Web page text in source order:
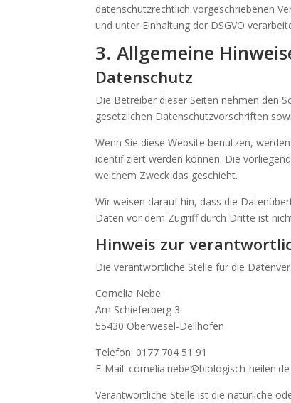
datenschutzrechtlich vorgeschriebenen
und unter Einhaltung der DSGVO
3. Allgemeine
Datenschutz
Die Betreiber dieser Seiten nehmen den
gesetzlichen Datenschutzvorschriften
Wenn Sie diese Website benutzen,
identifiziert werden können. Die
welchem Zweck das geschieht.
Wir weisen darauf hin, dass die
Daten vor dem Zugriff durch Dritte ist
Hinweis zur
Die verantwortliche Stelle für die
Cornelia Nebe
Am Schieferberg 3
55430 Oberwesel-Dellhofen
Telefon: 0177 704 51 91
E-Mail: cornelia.nebe@biologisch-heilen.de
Verantwortliche Stelle ist die natürliche